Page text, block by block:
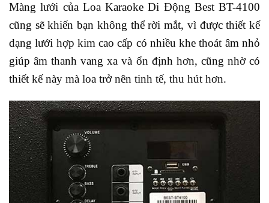
Màng lưới của Loa Karaoke Di Động Best BT-4100
cũng sẽ khiến bạn không thể rời mắt, vì được thiết kế
dạng lưới hợp kim cao cấp có nhiều khe thoát âm nhỏ
giúp âm thanh vang xa và ổn định hơn, cũng nhờ có
thiết kế này mà loa trở nên tinh tế, thu hút hơn.